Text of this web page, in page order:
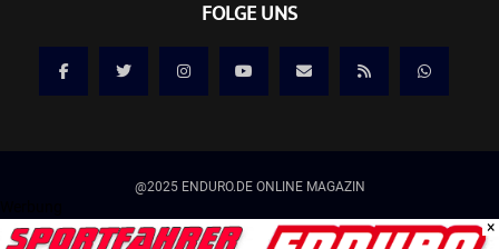
FOLGE UNS
@2025 ENDURO.DE ONLINE MAGAZIN
Kontakt Mediadaten/Werbung
×